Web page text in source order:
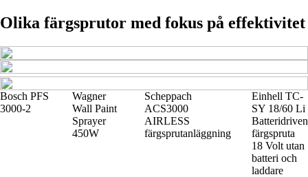
Olika färgsprutor med fokus på effektivitet
Bosch PFS
3000-2
Wagner
Wall Paint
Sprayer
450W
Scheppach
ACS3000
AIRLESS
färgsprutanläggning
Einhell TC-
SY 18/60 Li
Batteridriven
färgspruta
18 Volt utan
batteri och
laddare